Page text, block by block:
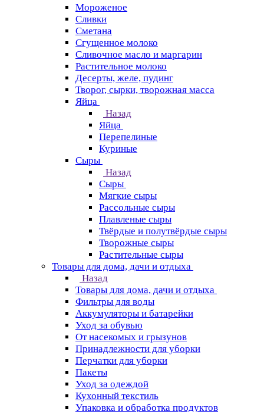
Мороженое
Сливки
Сметана
Сгущенное молоко
Сливочное масло и маргарин
Растительное молоко
Десерты, желе, пудинг
Творог, сырки, творожная масса
Яйца
Назад
Яйца
Перепелиные
Куриные
Сыры
Назад
Сыры
Мягкие сыры
Рассольные сыры
Плавленые сыры
Твёрдые и полутвёрдые сыры
Творожные сыры
Растительные сыры
Товары для дома, дачи и отдыха
Назад
Товары для дома, дачи и отдыха
Фильтры для воды
Аккумуляторы и батарейки
Уход за обувью
От насекомых и грызунов
Принадлежности для уборки
Перчатки для уборки
Пакеты
Уход за одеждой
Кухонный текстиль
Упаковка и обработка продуктов